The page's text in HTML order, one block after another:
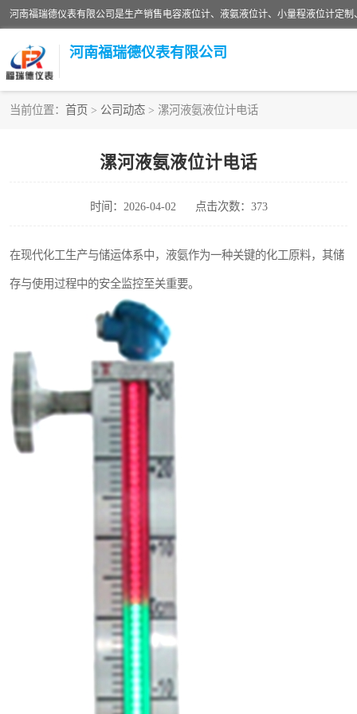
河南福瑞德仪表有限公司
当前位置： 首页 > 公司动态 > 漯河液氨液位计电话
漯河液氨液位计电话
时间：2026-04-02 点击次数：373
在现代化工生产与储运体系中，液氨作为一种关键的化工原料，其储
存与使用过程中的安全监控至关重要。
差压变送器
液氨液位计
智能锅炉水位计
流量仪表